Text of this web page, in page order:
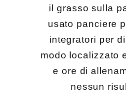
il grasso sulla
usato panciere
integratori per
modo localizzato
e ore di
nessun